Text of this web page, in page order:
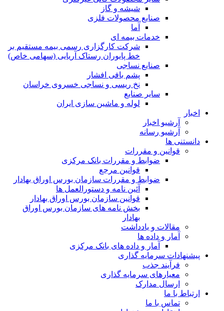
شیشه و گاز
صنایع محصولات فلزی
آما
خدمات بیمه ای
شرکت کارگزاری رسمی بیمه مستقیم بر
خط پایوران رستاک آریایی (سهامی خاص)
صنایع نساجی
پشم بافی افشار
نخ ریسی و نساجی خسروی خراسان
سایر صنایع
لوله و ماشین سازی ایران
اخبار
آرشیو اخبار
آرشیو رسانه
دانستنی ها
قوانین و مقررات
ضوابط و مقررات بانک مرکزی
قوانين مرجع
ضوابط و مقررات سازمان بورس اوراق بهادار
آئین نامه و دستورالعمل ها
قوانین سازمان بورس اوراق بهادار
بخش نامه های سازمان بورس اوراق
بهادار
مقالات و یادداشت
آمار و داده ها
آمار و داده های بانک مرکزی
پیشنهادات سرمایه گذاری
فرآیند جذب
معیارهای سرمایه گذاری
ارسال مدارک
ارتباط با ما
تماس با ما